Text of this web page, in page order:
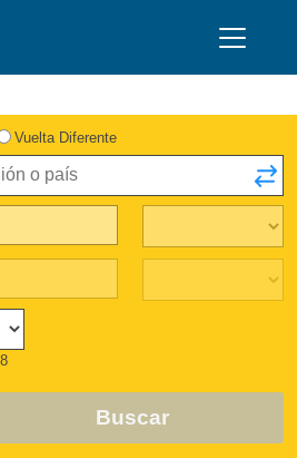
Vuelta Diferente
Buscar